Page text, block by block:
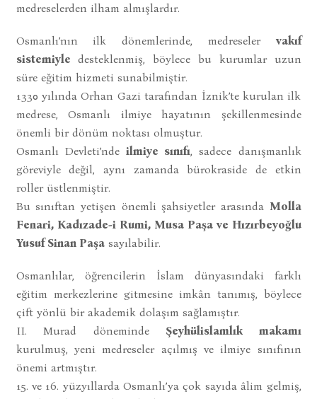
medreselerden ilham almışlardır.
Osmanlı’nın ilk dönemlerinde, medreseler vakıf
sistemiyle desteklenmiş, böylece bu kurumlar uzun
süre eğitim hizmeti sunabilmiştir.
1330 yılında Orhan Gazi tarafından İznik’te kurulan ilk
medrese, Osmanlı ilmiye hayatının şekillenmesinde
önemli bir dönüm noktası olmuştur.
Osmanlı Devleti’nde ilmiye sınıfı, sadece danışmanlık
göreviyle değil, aynı zamanda bürokraside de etkin
roller üstlenmiştir.
Bu sınıftan yetişen önemli şahsiyetler arasında Molla
Fenari, Kadızade-i Rumi, Musa Paşa ve Hızırbeyoğlu
Yusuf Sinan Paşasayılabilir.
Osmanlılar, öğrencilerin İslam dünyasındaki farklı
eğitim merkezlerine gitmesine imkân tanımış, böylece
çift yönlü bir akademik dolaşım sağlamıştır.
II. Murad döneminde Şeyhülislamlık makamı
kurulmuş, yeni medreseler açılmış ve ilmiye sınıfının
önemi artmıştır.
15. ve 16. yüzyıllarda Osmanlı’ya çok sayıda âlim gelmiş,